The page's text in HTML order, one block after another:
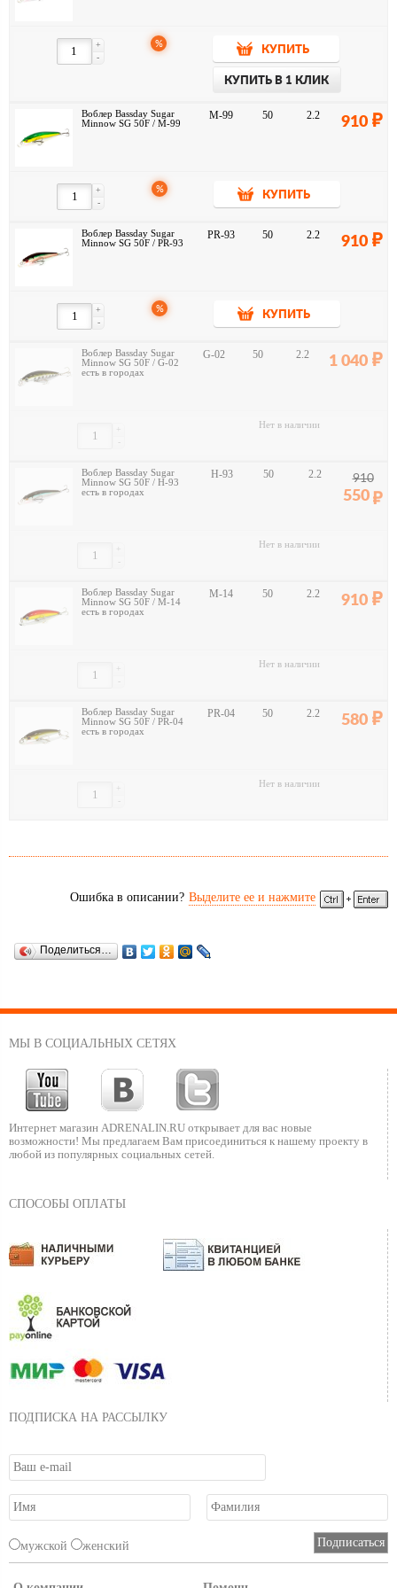
-
+ %
КУПИТЬ
КУПИТЬ В 1 КЛИК
Воблер Bassday Sugar
Minnow SG 50F / M-99
M-99 50 2.2 910
-
+ %
КУПИТЬ
Воблер Bassday Sugar
Minnow SG 50F / PR-93
PR-93 50 2.2 910
-
+ %
КУПИТЬ
Воблер Bassday Sugar
Minnow SG 50F / G-02
есть в городах
G-02 50 2.2 1 040
-
+ Нет в наличии
Воблер Bassday Sugar
Minnow SG 50F / H-93
есть в городах
H-93 50 2.2 910
550
-
+ Нет в наличии
Воблер Bassday Sugar
Minnow SG 50F / M-14
есть в городах
M-14 50 2.2 910
-
+ Нет в наличии
Воблер Bassday Sugar
Minnow SG 50F / PR-04
есть в городах
PR-04 50 2.2 580
-
+ Нет в наличии
Ошибка в описании? Выделите ее и нажмите
Поделиться…
МЫ В СОЦИАЛЬНЫХ СЕТЯХ
Интернет магазин ADRENALIN.RU открывает для вас новые
возможности! Мы предлагаем Вам присоединиться к нашему проекту в
любой из популярных социальных сетей.
СПОСОБЫ ОПЛАТЫ
ПОДПИСКА НА РАССЫЛКУ
мужской женский